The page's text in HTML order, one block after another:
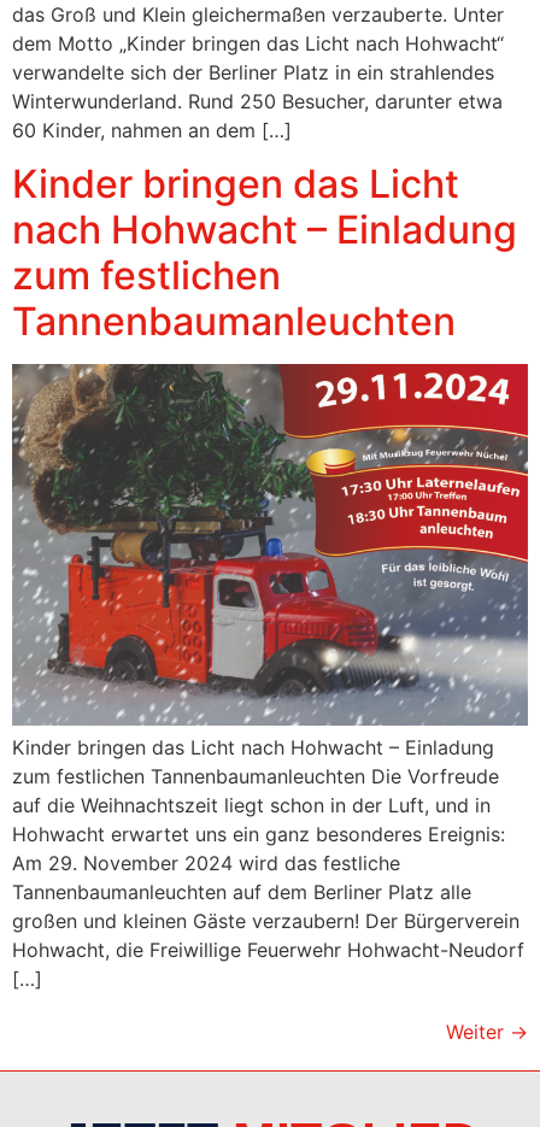
das Groß und Klein gleichermaßen verzauberte. Unter
dem Motto „Kinder bringen das Licht nach Hohwacht“
verwandelte sich der Berliner Platz in ein strahlendes
Winterwunderland. Rund 250 Besucher, darunter etwa
60 Kinder, nahmen an dem […]
Kinder bringen das Licht
nach Hohwacht – Einladung
zum festlichen
Tannenbaumanleuchten
Kinder bringen das Licht nach Hohwacht – Einladung
zum festlichen Tannenbaumanleuchten Die Vorfreude
auf die Weihnachtszeit liegt schon in der Luft, und in
Hohwacht erwartet uns ein ganz besonderes Ereignis:
Am 29. November 2024 wird das festliche
Tannenbaumanleuchten auf dem Berliner Platz alle
großen und kleinen Gäste verzaubern! Der Bürgerverein
Hohwacht, die Freiwillige Feuerwehr Hohwacht-Neudorf
[…]
Weiter →